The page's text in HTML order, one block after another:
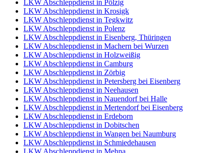
LKW Abschleppdienst in Pölzig
LKW Abschleppdienst in Krosigk
LKW Abschleppdienst in Tegkwitz
LKW Abschleppdienst in Polenz
LKW Abschleppdienst in Eisenberg, Thüringen
LKW Abschleppdienst in Machern bei Wurzen
LKW Abschleppdienst in Holzweißig
LKW Abschleppdienst in Camburg
LKW Abschleppdienst in Zörbig
LKW Abschleppdienst in Petersberg bei Eisenberg
LKW Abschleppdienst in Neehausen
LKW Abschleppdienst in Nauendorf bei Halle
LKW Abschleppdienst in Mertendorf bei Eisenberg
LKW Abschleppdienst in Erdeborn
LKW Abschleppdienst in Dobitschen
LKW Abschleppdienst in Wangen bei Naumburg
LKW Abschleppdienst in Schmiedehausen
LKW Abschleppdienst in Mehna